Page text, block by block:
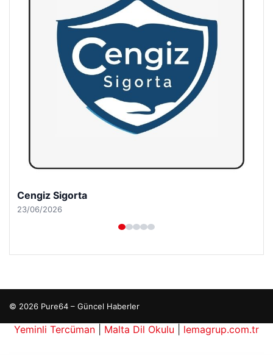
Cengiz Sigorta
23/06/2026
© 2026 Pure64 – Güncel Haberler
Yeminli Tercüman Malta Dil Okulu
lemagrup.com.tr